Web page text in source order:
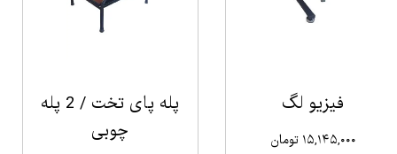
فیزیو لگ
۱۵,۱۴۵,۰۰۰ تومان
پله پای تخت / 2 پله
چوبی